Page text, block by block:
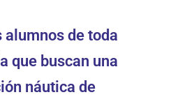
alumnos de toda
que buscan una
náutica de